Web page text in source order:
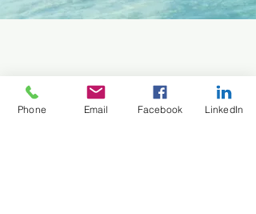
Phone Email Facebook LinkedIn